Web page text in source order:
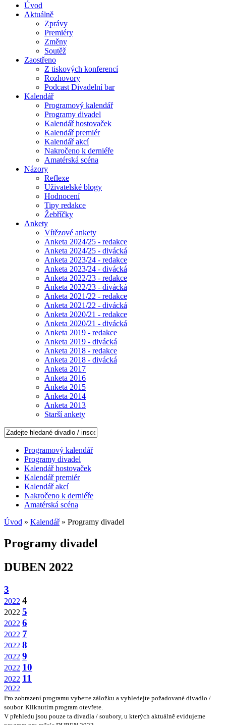
Úvod
Aktuálně
Zprávy
Premiéry
Změny
Soutěž
Zaostřeno
Z tiskových konferencí
Rozhovory
Podcast Divadelní bar
Kalendář
Programový kalendář
Programy divadel
Kalendář hostovaček
Kalendář premiér
Kalendář akcí
Nakročeno k derniéře
Amatérská scéna
Názory
Reflexe
Uživatelské blogy
Hodnocení
Tipy redakce
Žebříčky
Ankety
Vítězové ankety
Anketa 2024/25 - redakce
Anketa 2024/25 - divácká
Anketa 2023/24 - redakce
Anketa 2023/24 - divácká
Anketa 2022/23 - redakce
Anketa 2022/23 - divácká
Anketa 2021/22 - redakce
Anketa 2021/22 - divácká
Anketa 2020/21 - redakce
Anketa 2020/21 - divácká
Anketa 2019 - redakce
Anketa 2019 - divácká
Anketa 2018 - redakce
Anketa 2018 - divácká
Anketa 2017
Anketa 2016
Anketa 2015
Anketa 2014
Anketa 2013
Starší ankety
Programový kalendář
Programy divadel
Kalendář hostovaček
Kalendář premiér
Kalendář akcí
Nakročeno k derniéře
Amatérská scéna
Úvod » Kalendář» Programy divadel
Programy divadel
DUBEN 2022
3
2022 4
2022 5
2022 6
2022 7
2022 8
2022 9
2022 10
2022 11
2022
Pro zobrazení programu vyberte záložku a vyhledejte požadované divadlo /
soubor. Kliknutím program otevřete.
V přehledu jsou pouze ta divadla / soubory, u kterých aktuálně evidujeme